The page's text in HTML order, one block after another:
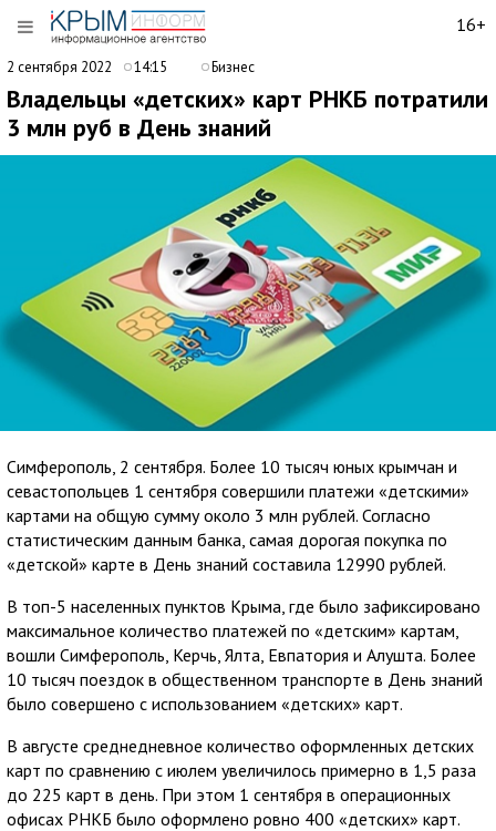
16+
2 сентября 2022 14:15 Бизнес
Владельцы «детских» карт РНКБ потратили
3 млн руб в День знаний
Симферополь, 2 сентября. Более 10 тысяч юных крымчан и
севастопольцев 1 сентября совершили платежи «детскими»
картами на общую сумму около 3 млн рублей. Согласно
статистическим данным банка, самая дорогая покупка по
«детской» карте в День знаний составила 12990 рублей.
В топ-5 населенных пунктов Крыма, где было зафиксировано
максимальное количество платежей по «детским» картам,
вошли Симферополь, Керчь, Ялта, Евпатория и Алушта. Более
10 тысяч поездок в общественном транспорте в День знаний
было совершено с использованием «детских» карт.
В августе среднедневное количество оформленных детских
карт по сравнению с июлем увеличилось примерно в 1,5 раза
до 225 карт в день. При этом 1 сентября в операционных
офисах РНКБ было оформлено ровно 400 «детских» карт.